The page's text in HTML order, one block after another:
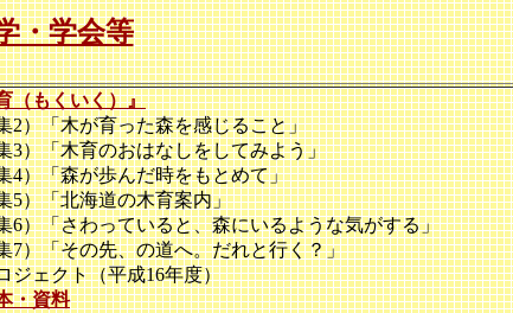
・学会等
（もくいく）』
）「木が育った森を感じること」
）「木育のおはなしをしてみよう」
）「森が歩んだ時をもとめて」
）「北海道の木育案内」
）「さわっていると、森にいるような気がする」
）「その先、の道へ。だれと行く？」
ェクト（平成16年度）
・資料